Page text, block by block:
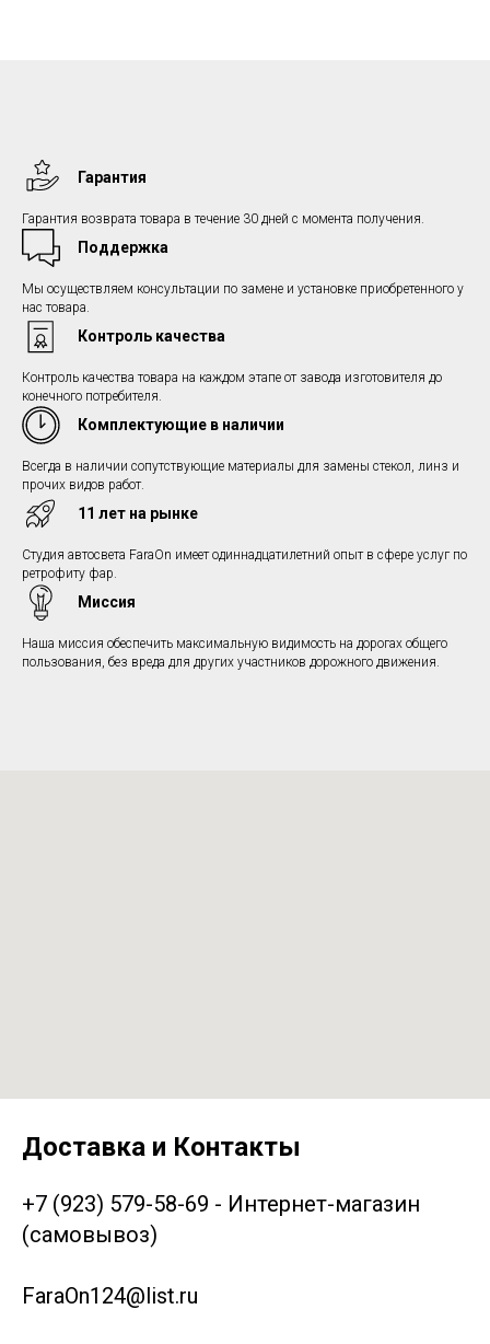
Гарантия
Гарантия возврата товара в течение 30 дней с момента получения.
Поддержка
Мы осуществляем консультации по замене и установке приобретенного у
нас товара.
Контроль качества
Контроль качества товара на каждом этапе от завода изготовителя до
конечного потребителя.
Комплектующие в наличии
Всегда в наличии сопутствующие материалы для замены стекол, линз и
прочих видов работ.
11 лет на рынке
Студия автосвета FaraOn имеет одиннадцатилетний опыт в сфере услуг по
ретрофиту фар.
Миссия
Наша миссия обеспечить максимальную видимость на дорогах общего
пользования, без вреда для других участников дорожного движения.
Доставка и Контакты
+7 (923) 579-58-69 - Интернет-магазин
(самовывоз)
FaraOn124@list.ru